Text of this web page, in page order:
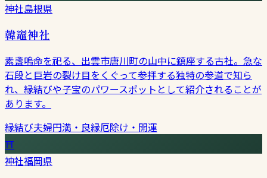
神社島根県
韓竈神社
素盞嗚命を祀る、出雲市唐川町の山中に鎮座する古社。急な
石段と巨岩の裂け目をくぐって参拝する独特の参道で知ら
れ、縁結びや子宝のパワースポットとして紹介されることが
あります。
縁結び夫婦円満・良縁厄除け・開運
⛩
神社福岡県